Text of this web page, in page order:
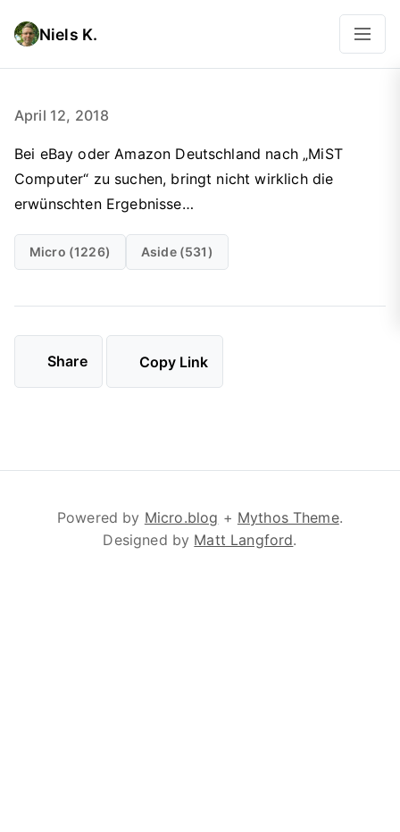
Niels K.
April 12, 2018
Bei eBay oder Amazon Deutschland nach „MiST
Computer“ zu suchen, bringt nicht wirklich die
erwünschten Ergebnisse…
Micro (1226) Aside (531)
Share Copy Link
Powered by Micro.blog + Mythos Theme.
Designed by Matt Langford.